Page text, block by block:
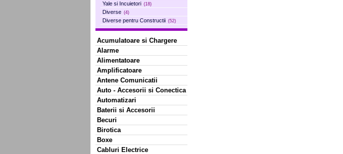
Yale si Incuietori (18)
Diverse (4)
Diverse pentru Constructii (52)
Acumulatoare si Chargere
Alarme
Alimentatoare
Amplificatoare
Antene Comunicatii
Auto - Accesorii si Conectica
Automatizari
Baterii si Accesorii
Becuri
Birotica
Boxe
Cabluri Electrice